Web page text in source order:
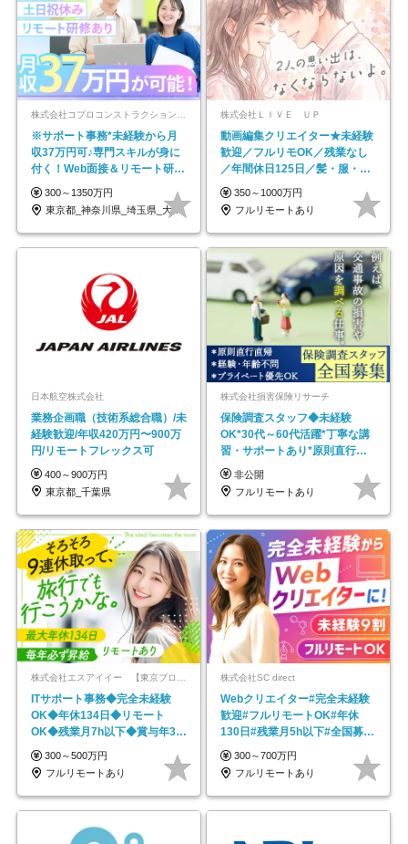
※サポート事務*未経験から月
収37万円可♪専門スキルが身に
付く！Web面接＆リモート研修
も充実♪/a
300～1350万円
東京都_神奈川県_埼玉県_大阪府_愛知県…
株式会社ＬＩＶＥ ＵＰ
動画編集クリエイター★未経験
歓迎／フルリモOK／残業なし
／年間休日125日／髪・服・ネ
イル自由／研修充実で安心
350～1000万円
フルリモートあり
日本航空株式会社
業務企画職（技術系総合職）/未
経験歓迎/年収420万円〜900万
円/リモートフレックス可
400～900万円
東京都_千葉県
株式会社損害保険リサーチ
保険調査スタッフ◆未経験
OK*30代～60代活躍*丁寧な講
習・サポートあり*原則直行直
帰／全国募集・業務委託
非公開
フルリモートあり
ITサポート事務◆完全未経験
OK◆年休134日◆リモート
OK◆残業月7h以下◆賞与年3回
◆5年目まで必ず昇給
300～500万円
フルリモートあり
株式会社SC direct
Webクリエイター#完全未経験
歓迎#フルリモートOK#年休
130日#残業月5h以下#全国募集
#最大1年の研修
300～700万円
フルリモートあり